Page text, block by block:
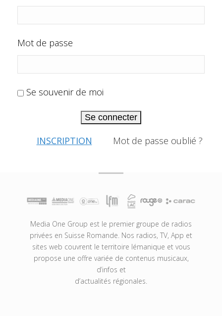
Mot de passe
Se souvenir de moi
Se connecter
INSCRIPTION Mot de passe oublié ?
Media One Group est le premier groupe de radios
privées en Suisse Romande. Nos radios, TV, App et
sites web couvrent le territoire lémanique et vous
propose une offre variée de contenus musicaux,
d’infos et
d’actualités régionales.